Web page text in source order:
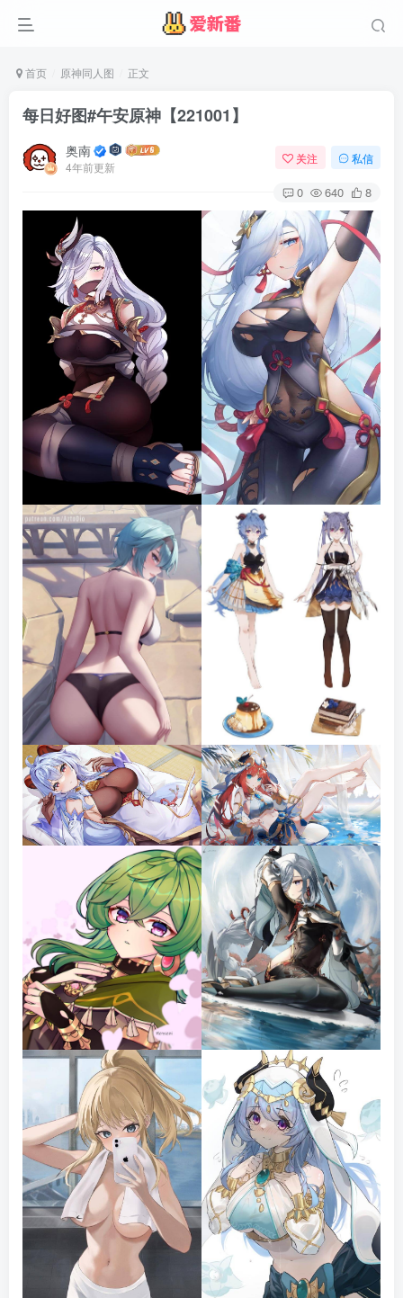
首页 原神同人图 正文
每日好图#午安原神【221001】
奥南
4年前更新
关注 私信
0 640 8